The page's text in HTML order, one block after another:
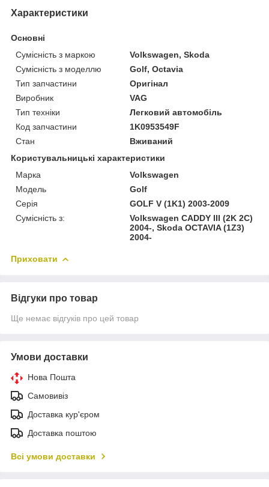
Характеристики
Основні
Сумісність з маркою
Volkswagen, Skoda
Сумісність з моделлю
Golf, Octavia
Тип запчастини
Оригінал
Виробник
VAG
Тип техніки
Легковий автомобіль
Код запчастини
1K0953549F
Стан
Вживаний
Користувальницькі характеристики
Марка
Volkswagen
Модель
Golf
Серія
GOLF V (1K1) 2003-2009
Сумісність з:
Volkswagen CADDY III (2K 2C)
2004-, Skoda OCTAVIA (1Z3)
2004-
Приховати
Відгуки про товар
Ще немає відгуків про цей товар
Умови доставки
Нова Пошта
Самовивіз
Доставка кур'єром
Доставка поштою
Всі умови доставки